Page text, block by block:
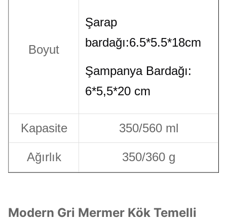
Boyut
Şarap
bardağı:6.5*5.5*18cm
Şampanya Bardağı:
6*5,5*20 cm
Kapasite 350/560 ml
Ağırlık 350/360 g
Kahverengi kutuya 6
Modern Gri Mermer Kök Temelli